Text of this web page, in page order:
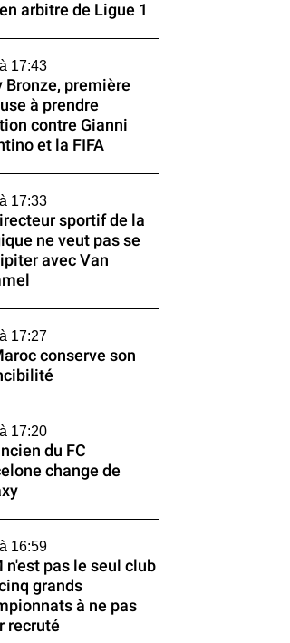
arbitre de Ligue 1
17:43
Bronze, première
à prendre
contre Gianni
et la FIFA
17:33
sportif de la
ne veut pas se
avec Van
17:27
conserve son
17:20
du FC
change de
16:59
n'est pas le seul club
grands
à ne pas
recruté